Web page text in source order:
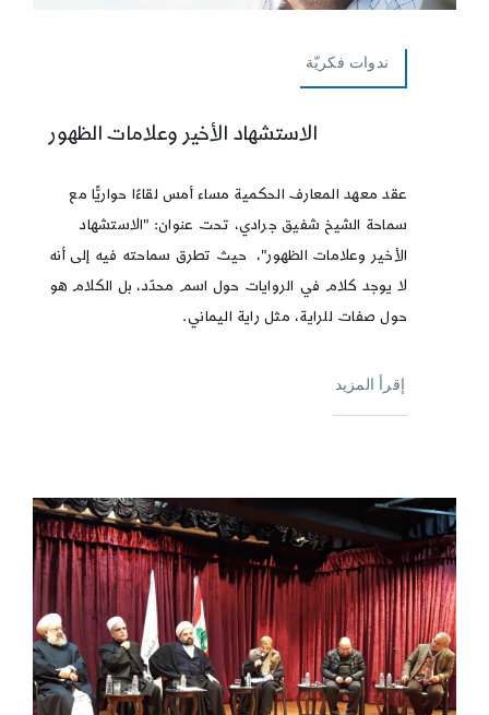
ندوات فكريّة
الاستشهاد الأخير وعلامات الظهور
عقد معهد المعارف الحكمية مساء أمس لقاءًا حواريًّا مع
سماحة الشيخ شفيق جرادي، تحت عنوان: "الاستشهاد
الأخير وعلامات الظهور"، حيث تطرق سماحته فيه إلى أنه
لا يوجد كلام في الروايات حول اسم محدّد، بل الكلام هو
حول صفات للراية، مثل راية اليماني.
إقرأ المزيد